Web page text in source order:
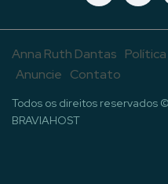
Anna Ruth Dantas
Anuncie Contato
Todos os direitos reservados
BRAVIAHOST